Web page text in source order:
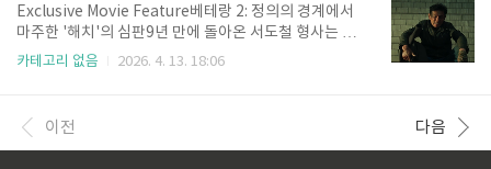
가진 카타르시스는 유지하면서도, 시리즈 중 가장 강력
하고 잔혹한 빌런 백창기(무열)를 등장시켜 극적 긴장
감을 한층 끌어올렸습니다. 시대의 흐름에 발맞춘 범죄
소탕 방식과 더욱 진화한 마동석표 액션의 정수를 지금
괴물형사 마석도와 서울 광수대는 배달 앱을 이용한 마
약..
Exclusive Movie Feature베테랑 2: 정의의 경계에서
마주한 '해치'의 심판9년 만에 돌아온 서도철 형사는 더
욱 깊어진 고뇌와 함께 우리 곁을 찾아왔습니다. 류승완
딜레마 속으로 밀어 넣습니다. 단순히 나쁜 놈을 잡는
형사의 활약상을 넘어, 무엇이 진정한 정의인가에 대한
카테고리 없음 2026. 4. 13. 18:06
이전 다음